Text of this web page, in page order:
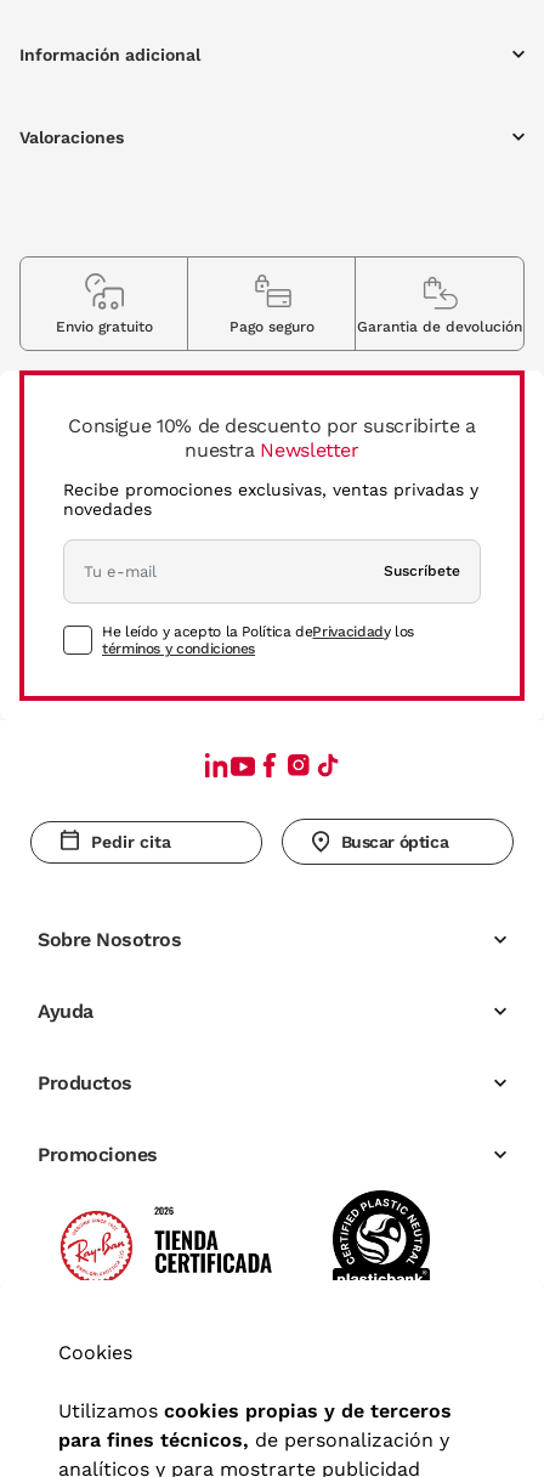
Información adicional
Valoraciones
Consigue 10% de descuento por suscribirte a
nuestra Newsletter
Recibe promociones exclusivas, ventas privadas y
novedades
Suscríbete
He leído y acepto la Política dePrivacidady los
términos y condiciones
Envio gratuito Pago seguro Garantia de devolución
Pedir cita Buscar óptica
Sobre Nosotros
Ayuda
Productos
Promociones
Cookies
Utilizamos cookies propias y de terceros
para fines técnicos, de personalización y
analíticos y para mostrarte publicidad